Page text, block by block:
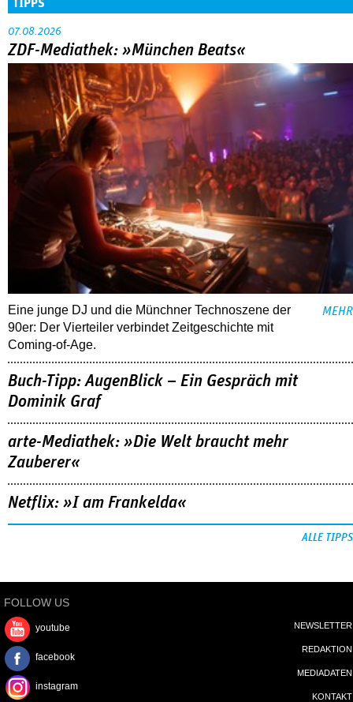
TIPPS
07.08.2026
ZDF-Mediathek: »München Beats«
Eine junge DJ und die Münchner Technoszene der
90er: Der Vierteiler verbindet Zeitgeschichte mit
Coming-of-Age.
MEHR
Buch-Tipp: AugenBlick – Ein Gespräch mit
Dominik Graf
arte-Mediathek: »Die Welt braucht mehr
Zauberer«
Netflix: »I am Frankelda«
ALLE TIPPS
FOLLOW US
youtube
facebook
instagram
NEWSLETTER
REDAKTION
MEDIADATEN
KONTAKT